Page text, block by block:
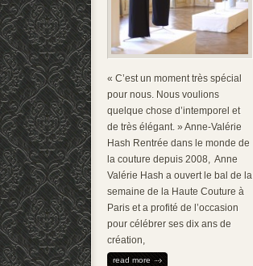
« C’est un moment très spécial
pour nous. Nous voulions
quelque chose d’intemporel et
de très élégant. » Anne-Valérie
Hash Rentrée dans le monde de
la couture depuis 2008, Anne
Valérie Hash a ouvert le bal de la
semaine de la Haute Couture à
Paris et a profité de l’occasion
pour célébrer ses dix ans de
création,
read more